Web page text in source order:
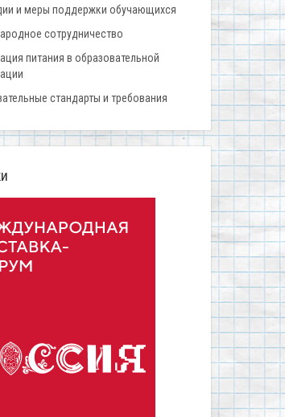
и меры поддержки обучающихся
сотрудничество
питания в образовательной
стандарты и требования